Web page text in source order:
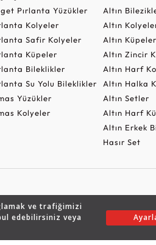
ve trafiğimizi
edebilirsiniz veya
Pırlanta Yüzükler
Kolyeler
Safir Kolyeler
Küpeler
Bileklikler
Su Yolu Bileklikler
Yüzükler
Kolyeler
Altın
Altın
Altın Küpeler
Altın Zincir
Altın Harf
Altın Halka
Altın Setler
Altın Harf
Altın Erkek
Hasır Set